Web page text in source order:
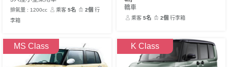
排氣量 : 1200cc 乘客5名 2個 行
李箱
轎車
乘客5名 2個 行李箱
MS Class K Class